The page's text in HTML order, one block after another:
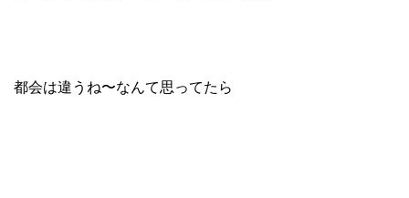
都会は違うね〜なんて思ってたら